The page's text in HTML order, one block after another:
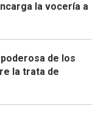
la vocería a
de los
la trata de